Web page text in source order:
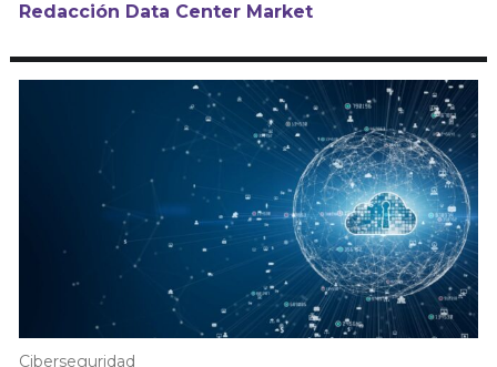
Redacción Data Center Market
Ciberseguridad